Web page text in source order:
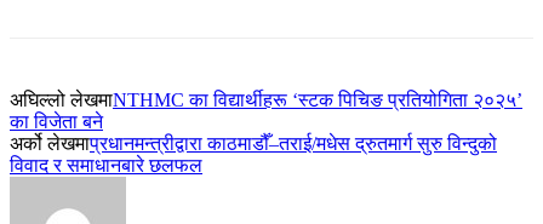
अघिल्लो लेखमाNTHMC का विद्यार्थीहरू ‘स्टक पिचिङ प्रतियोगिता २०२५’
का विजेता बने
अर्को लेखमाप्रधानमन्त्रीद्वारा काठमाडौँ–तराई/मधेस द्रुतमार्ग सुरु विन्दुको
विवाद र समाधानबारे छलफल